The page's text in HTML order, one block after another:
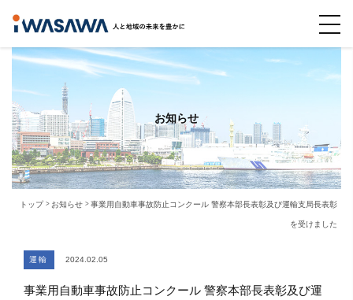
お知らせ
トップ お知らせ 事業用自動車事故防止コンクール 警察本部長表彰及び運輸支局長表彰
を受けました
運輸 2024.02.05
事業用自動車事故防止コンクール 警察本部長表彰及び運